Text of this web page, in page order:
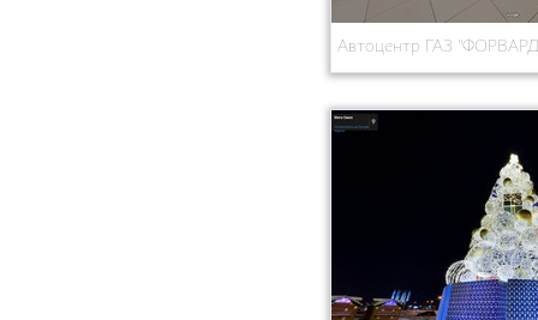
Автоцентр ГАЗ